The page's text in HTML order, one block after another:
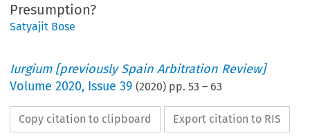
Presumption?
Satyajit Bose
Iurgium [previously Spain Arbitration Review]
Volume2020, Issue 39 (2020) pp.53 – 63
Copy citation to clipboard Export citation to RIS